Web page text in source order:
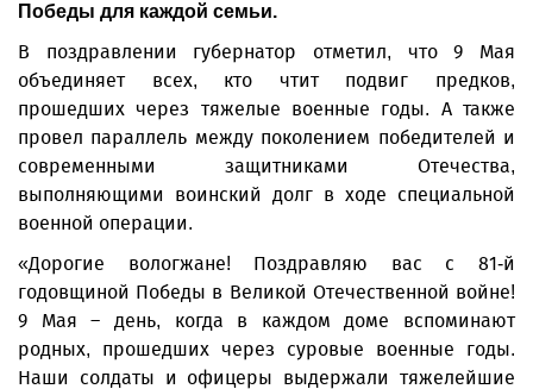
Победы для каждой семьи.
В поздравлении губернатор отметил, что 9 Мая
объединяет всех, кто чтит подвиг предков,
прошедших через тяжелые военные годы. А также
провел параллель между поколением победителей и
современными защитниками Отечества,
выполняющими воинский долг в ходе специальной
военной операции.
«Дорогие вологжане! Поздравляю вас с 81-й
годовщиной Победы в Великой Отечественной войне!
9 Мая – день, когда в каждом доме вспоминают
родных, прошедших через суровые военные годы.
Наши солдаты и офицеры выдержали тяжелейшие